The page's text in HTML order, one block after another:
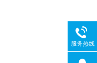
服务热线